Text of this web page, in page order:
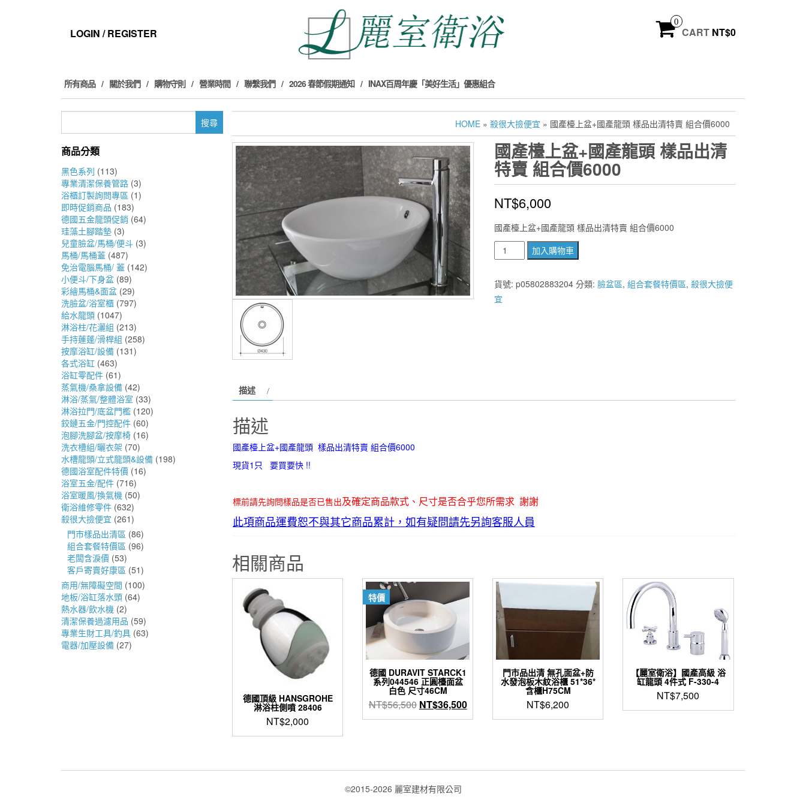
LOGIN / REGISTER
0
CART NT$0
所有商品 關於我們 購物守則 營業時間 聯繫我們 2026 春節假期通知 INAX百周年慶「美好生活」優惠組合
鍵
商品分類
黑色系列 (113)
專業清潔保養管路 (3)
浴櫃訂製詢問專區 (1)
即時促銷商品 (183)
德國五金龍頭促銷 (64)
珪藻土腳踏墊 (3)
兒童臉盆/馬桶/便斗 (3)
馬桶/馬桶蓋 (487)
免治電腦馬桶/ 蓋 (142)
小便斗/下身盆 (89)
彩繪馬桶&面盆 (29)
洗臉盆/浴室櫃 (797)
給水龍頭 (1047)
淋浴柱/花灑組 (213)
手持蓮蓬/滑桿組 (258)
按摩浴缸/設備 (131)
各式浴缸 (463)
浴缸零配件 (61)
蒸氣機/桑拿設備 (42)
淋浴/蒸氣/整體浴室 (33)
淋浴拉門/底盆門檻 (120)
鉸鏈五金/門控配件 (60)
泡腳洗腳盆/按摩椅 (16)
洗衣槽組/曬衣架 (70)
水槽龍頭/立式龍頭&設備 (198)
德國浴室配件特價 (16)
浴室五金/配件 (716)
浴室暖風/換氣機 (50)
衛浴維修零件 (632)
殺很大撿便宜 (261)
門市樣品出清區 (86)
組合套餐特價區 (96)
老闆含淚價 (53)
客戶寄賣好康區 (51)
商用/無障礙空間 (100)
地板/浴缸落水頭 (64)
熱水器/飲水機 (2)
清潔保養過濾用品 (59)
專業生財工具/釣具 (63)
電器/加壓設備 (27)
HOME » 殺很大撿便宜 » 國產檯上盆+國產龍頭 樣品出清特賣 組合價6000
國產檯上盆+國產龍頭 樣品出清
特賣 組合價6000
NT$6,000
國產檯上盆+國產龍頭 樣品出清特賣 組合價6000
產
檯
上
品
價
6000
加入購物車
貨號: p05802883204 分類: 臉盆區, 組合套餐特價區, 殺很大撿便
宜
描述
描述
國產檯上盆+國產龍頭 樣品出清特賣 組合價6000
現貨1只 要買要快 !!
標前請先詢問樣品是否已售出及確定商品款式、尺寸是否合乎您所需求 謝謝
此項商品運費恕不與其它商品累計，如有疑問請先另詢客服人員
相關商品
德國頂級 HANSGROHE
淋浴柱側噴 28406
NT$2,000
特價
德國 DURAVIT STARCK1
系列044546 正圓檯面盆
白色 尺寸46CM
NT$56,500 原
始
NT$36,500目
前
門市品出清 無孔面盆+防
水發泡板木紋浴櫃 51*36*
含櫃H75CM
NT$6,200
【麗室衛浴】國產高級 浴
缸龍頭 4件式 F-330-4
NT$7,500
©2015-2026 麗室建材有限公司